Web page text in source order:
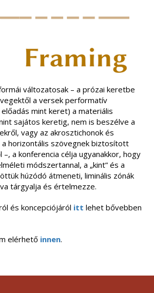
változatosak – a prózai keretbe
a versek performatív
mint keret) a materiális
sajátos keretig, nem is beszélve a
vagy az akrosztichonok és
horizontális szövegnek biztosított
a konferencia célja ugyanakkor, hogy
módszertannal, a „kint” és a
húzódó átmeneti, liminális zónák
tárgyalja és értelmezze.
és koncepciójáról itt lehet bővebben
elérhető innen.